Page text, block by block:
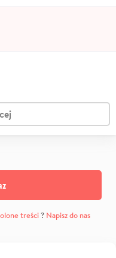
treści? Napisz do nas